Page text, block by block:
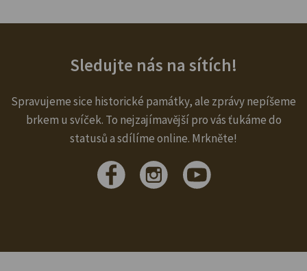
Sledujte nás na sítích!
Spravujeme sice historické památky, ale zprávy nepíšeme
brkem u svíček. To nejzajímavější pro vás ťukáme do
statusů a sdílíme online. Mrkněte!